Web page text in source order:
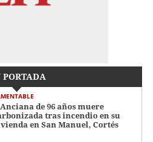
PORTADA
Anciana de 96 años muere
tras incendio en su
en San Manuel, Cortés